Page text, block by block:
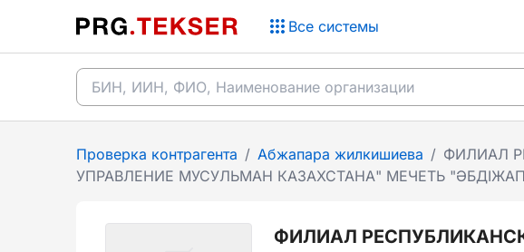
Все системы
Проверка контрагента / Абжапара жилкишиева / ФИЛИАЛ
УПРАВЛЕНИЕ МУСУЛЬМАН КАЗАХСТАНА" МЕЧЕТЬ
ФИЛИАЛ